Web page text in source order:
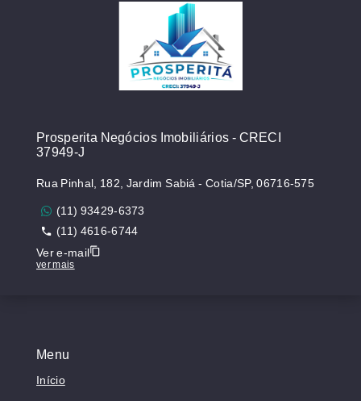
Menu
Início
Prosperita Negócios Imobiliários - CRECI
37949-J
Rua Pinhal, 182, Jardim Sabiá - Cotia/SP, 06716-575
(11) 93429-6373
(11) 4616-6744
Ver e-mail
ver mais